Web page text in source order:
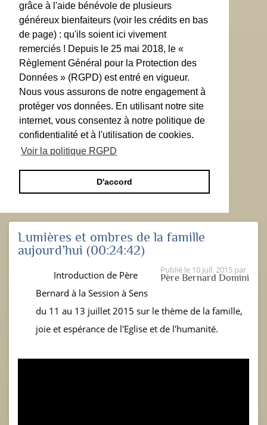
grâce à l'aide bénévole de plusieurs
généreux bienfaiteurs (voir les crédits en bas
de page) : qu'ils soient ici vivement
remerciés ! Depuis le 25 mai 2018, le «
Règlement Général pour la Protection des
Données » (RGPD) est entré en vigueur.
Nous vous assurons de notre engagement à
protéger vos données. En utilisant notre site
internet, vous consentez à notre politique de
confidentialité et à l'utilisation de cookies.
Voir la politique RGPD
D'accord
Lumières et ombres de la famille
aujourd’hui (00:24:42)
Publié le 10 juil. 2015 par
Père Bernard Domini
Introduction de Père
Bernard à la Session à Sens
du 11 au 13 juillet 2015 sur le thème de la famille,
joie et espérance de l'Eglise et de l'humanité.